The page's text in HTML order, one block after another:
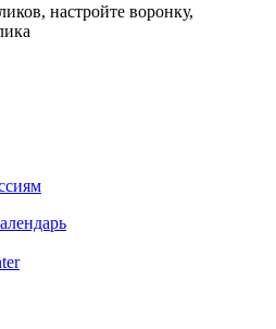
настройте воронку,